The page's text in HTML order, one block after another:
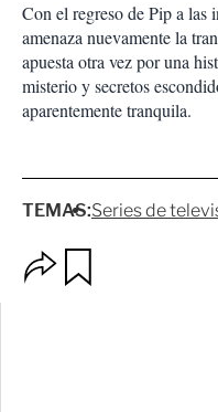
Con el regreso de Pip a las
amenaza nuevamente la
apuesta otra vez por una
misterio y secretos
aparentemente tranquila.
TEMAS:Series de